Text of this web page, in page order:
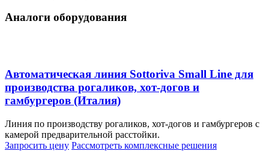
Аналоги оборудования
Автоматическая линия Sottoriva Small Line для
производства рогаликов, хот-догов и
гамбургеров (Италия)
Линия по производству рогаликов, хот-догов и гамбургеров с
камерой предварительной расстойки.
Запросить цену Рассмотреть комплексные решения